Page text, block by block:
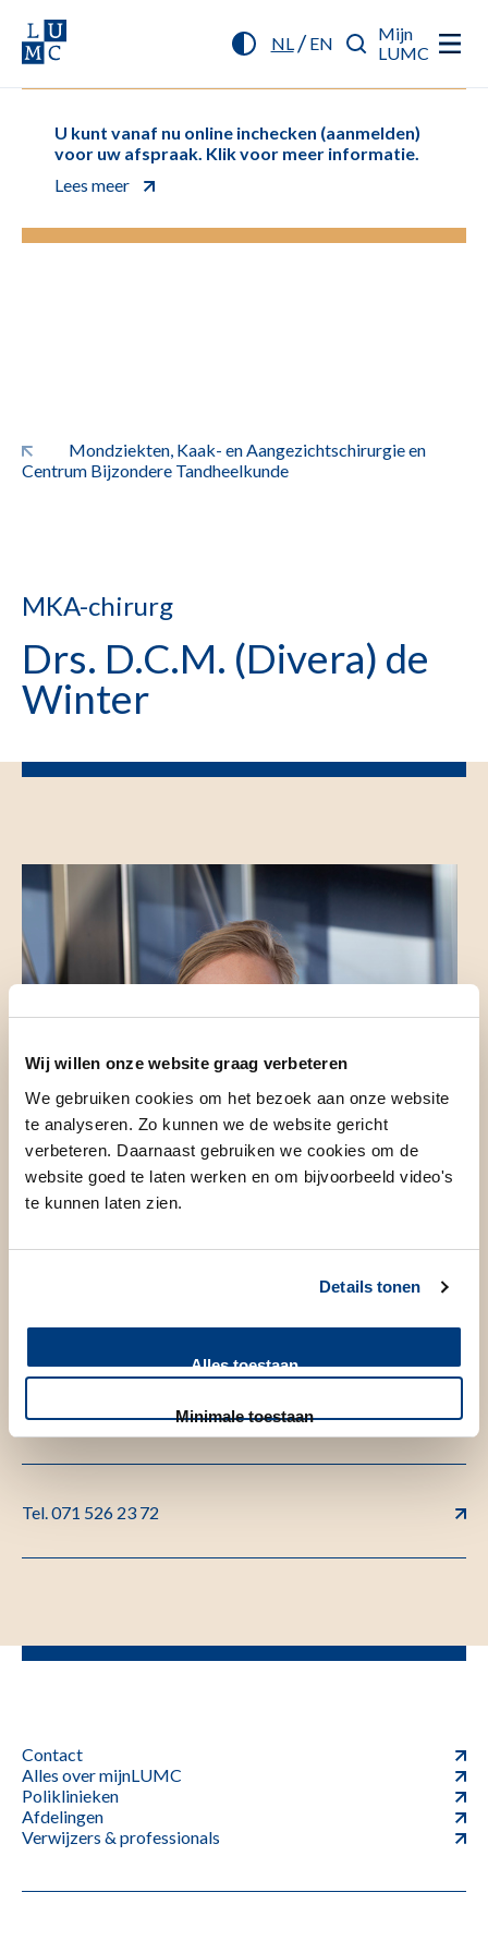
Wij willen onze website graag verbeteren
We gebruiken cookies om het bezoek aan onze website
te analyseren. Zo kunnen we de website gericht
verbeteren. Daarnaast gebruiken we cookies om de
website goed te laten werken en om bijvoorbeeld video's
te kunnen laten zien.
Details tonen
Alles toestaan
Minimale toestaan
NL/ EN
Mijn
LUMC
U kunt vanaf nu online inchecken (aanmelden)
voor uw afspraak. Klik voor meer informatie.
Lees meer
Mondziekten, Kaak- en Aangezichtschirurgie en
Centrum Bijzondere Tandheelkunde
MKA-chirurg
Drs. D.C.M. (Divera) de
Winter
Contact
Tel. 071 526 23 72
Contact
Alles over mijnLUMC
Poliklinieken
Afdelingen
Verwijzers & professionals